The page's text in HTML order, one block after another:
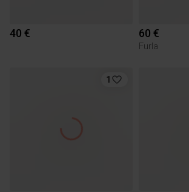
40 € 60 €
Furla
1